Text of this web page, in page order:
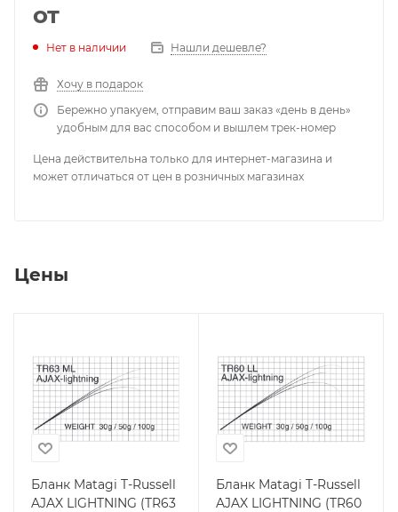
от
Нет в наличии Нашли дешевле?
Хочу в подарок
Бережно упакуем, отправим ваш заказ «день в день»
удобным для вас способом и вышлем трек-номер
Цена действительна только для интернет-магазина и
может отличаться от цен в розничных магазинах
Цены
Бланк Matagi T-Russell
AJAX LIGHTNING (TR63
Бланк Matagi T-Russell
AJAX LIGHTNING (TR60